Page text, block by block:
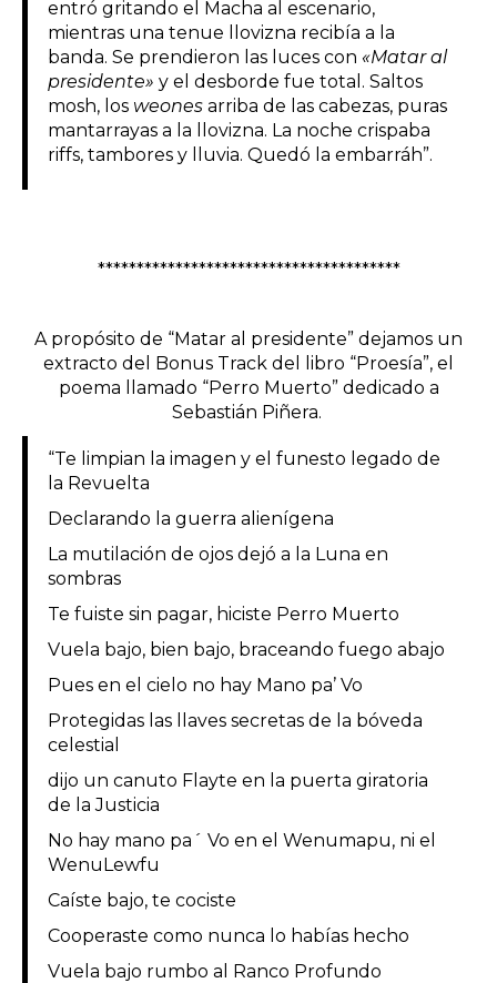
entró gritando el Macha al escenario,
mientras una tenue llovizna recibía a la
banda. Se prendieron las luces con «Matar al
presidente» y el desborde fue total. Saltos
mosh, los weonesarriba de las cabezas, puras
mantarrayas a la llovizna. La noche crispaba
riffs, tambores y lluvia. Quedó la embarráh”.
***************************************
A propósito de “Matar al presidente” dejamos un
extracto del Bonus Track del libro “Proesía”, el
poema llamado “Perro Muerto” dedicado a
Sebastián Piñera.
“Te limpian la imagen y el funesto legado de
la Revuelta
Declarando la guerra alienígena
La mutilación de ojos dejó a la Luna en
sombras
Te fuiste sin pagar, hiciste Perro Muerto
Vuela bajo, bien bajo, braceando fuego abajo
Pues en el cielo no hay Mano pa’ Vo
Protegidas las llaves secretas de la bóveda
celestial
dijo un canuto Flayte en la puerta giratoria
de la Justicia
No hay mano pa´ Vo en el Wenumapu, ni el
WenuLewfu
Caíste bajo, te cociste
Cooperaste como nunca lo habías hecho
Vuela bajo rumbo al Ranco Profundo